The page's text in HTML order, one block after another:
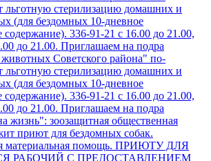
льготную стерилизацию домашних и
(для бездомных 10-дневное
содержание). 336-91-21 с 16.00 до 21.00,
до 21.00. Приглашаем на подра
Советского района" по-
льготную стерилизацию домашних и
(для бездомных 10-дневное
содержание). 336-91-21 с 16.00 до 21.00,
до 21.00. Приглашаем на подра
жизнь": зоозащитная общественная
приют для бездомных собак.
материальная помощь. ПРИЮТУ ДЛЯ
РАБОЧИЙ С ПРЕДОСТАВЛЕНИЕМ